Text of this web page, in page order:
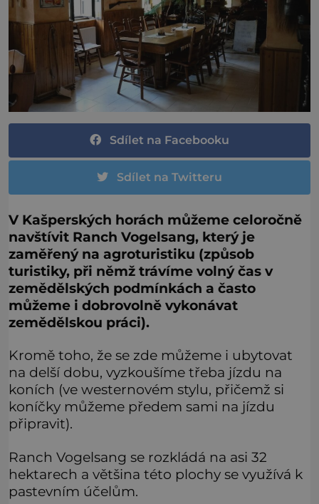
Sdílet na Facebooku
Sdílet na Twitteru
V Kašperských horách můžeme celoročně
navštívit Ranch Vogelsang, který je
zaměřený na agroturistiku (způsob
turistiky, při němž trávíme volný čas v
zemědělských podmínkách a často
můžeme i dobrovolně vykonávat
zemědělskou práci).
Kromě toho, že se zde můžeme i ubytovat
na delší dobu, vyzkoušíme třeba jízdu na
koních (ve westernovém stylu, přičemž si
koníčky můžeme předem sami na jízdu
připravit).
Ranch Vogelsang se rozkládá na asi 32
hektarech a většina této plochy se využívá k
pastevním účelům.